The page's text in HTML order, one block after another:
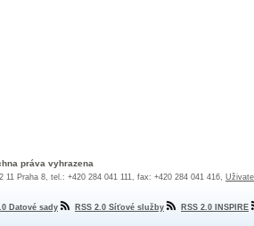
práva vyhrazena
Praha 8, tel.: +420 284 041 111, fax: +420 284 041 416,
Datové sady RSS 2.0 Síťové služby RSS 2.0 INSPIRE